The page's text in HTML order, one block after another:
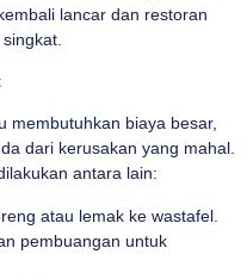
lancar dan restoran
membutuhkan biaya besar,
dari kerusakan yang mahal.
antara lain:
atau lemak ke wastafel.
pembuangan untuk